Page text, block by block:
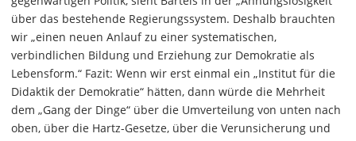
über das bestehende Regierungssystem. Deshalb brauchten
wir „einen neuen Anlauf zu einer systematischen,
verbindlichen Bildung und Erziehung zur Demokratie als
Lebensform.“ Fazit: Wenn wir erst einmal ein „Institut für die
Didaktik der Demokratie“ hätten, dann würde die Mehrheit
dem „Gang der Dinge“ über die Umverteilung von unten nach
oben, über die Hartz-Gesetze, über die Verunsicherung und